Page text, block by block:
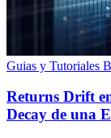
Guias y Tutoriales
Returns Drift
Decay de una